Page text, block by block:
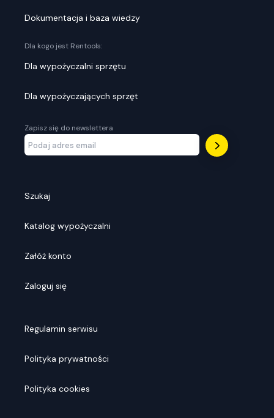
Dokumentacja i baza wiedzy
Dla kogo jest Rentools:
Dla wypożyczalni sprzętu
Dla wypożyczających sprzęt
Zapisz się do newslettera
Szukaj
Katalog wypożyczalni
Załóż konto
Zaloguj się
Regulamin serwisu
Polityka prywatności
Polityka cookies